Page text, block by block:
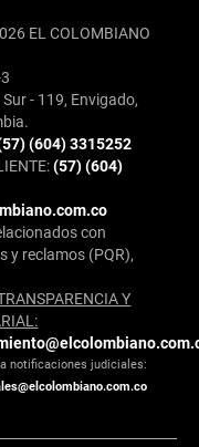
EL COLOMBIANO
- 119, Envigado,
(604) 3315252
(57) (604)
con
y reclamos (PQR),
Y
notificaciones judiciales: